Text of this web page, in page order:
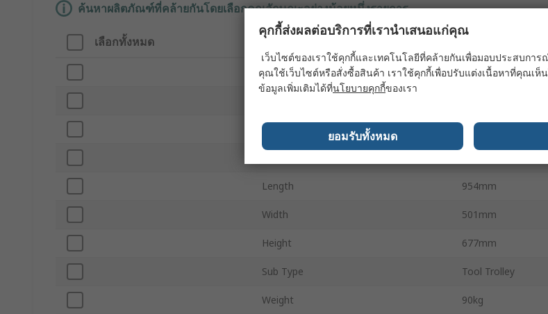
ค้นหาผลิตภัณฑ์ที่คล้ายกันโดยเลือกคุณลักษณะอย่างน้อยหนึ่งรายการ
เลือกทั้งหมด คุณลักษณะ
Brand IRIMO
Number of Drawers 7
Length 954mm
Width 501mm
Height 677mm
Sub Type Tool Trolley
Weight 90kg
คุกกี้ส่งผลต่อบริการที่เรานำเสนอแก่คุณ
เว็บไซต์ของเราใช้คุกกี้และเทคโนโลยีที่คล้ายกันเพื่อมอบประสบกา
คุณใช้เว็บไซต์หรือสั่งซื้อสินค้า เราใช้คุกกี้เพื่อปรับแต่งเนื้อหาที่คุณเ
ข้อมูลเพิ่มเติมได้ที่นโยบายคุกกี้ของเรา
ยอมรับทั้งหมด